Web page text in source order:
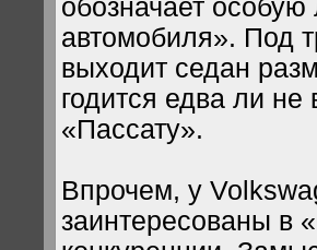
обозначает
автомобиля». Под
выходит седан
годится едва ли
«Пассату».
Впрочем, у
заинтересованы в